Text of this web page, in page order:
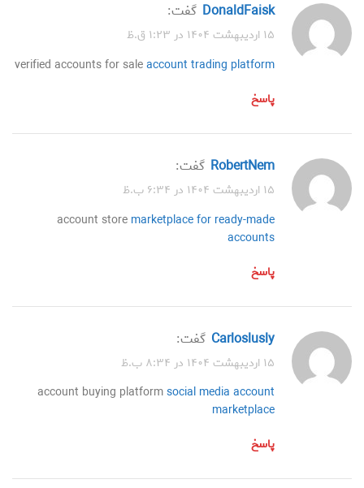
DonaldFaisk گفت:
۱۵ اردیبهشت ۱۴۰۴ در ۱:۲۳ ق.ظ
verified accounts for saleaccount trading platform
پاسخ
RobertNem گفت:
۱۵ اردیبهشت ۱۴۰۴ در ۶:۳۴ ب.ظ
account store marketplace for ready-made
accounts
پاسخ
Carloslusly گفت:
۱۵ اردیبهشت ۱۴۰۴ در ۸:۳۴ ب.ظ
account buying platformsocial media account
marketplace
پاسخ